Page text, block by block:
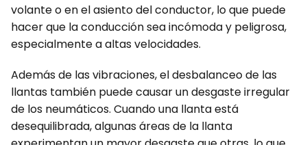
volante o en el asiento del conductor, lo que puede
hacer que la conducción sea incómoda y peligrosa,
especialmente a altas velocidades.
Además de las vibraciones, el desbalanceo de las
llantas también puede causar un desgaste irregular
de los neumáticos. Cuando una llanta está
desequilibrada, algunas áreas de la llanta